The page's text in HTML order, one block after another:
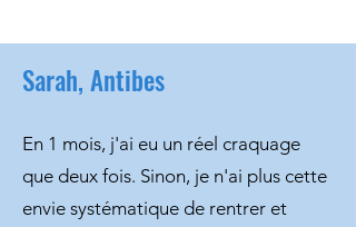
Sarah, Antibes
En 1 mois, j'ai eu un réel craquage
que deux fois. Sinon, je n'ai plus cette
envie systématique de rentrer et